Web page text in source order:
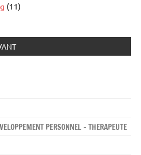
(11)
PERSONNEL – THERAPEUTE